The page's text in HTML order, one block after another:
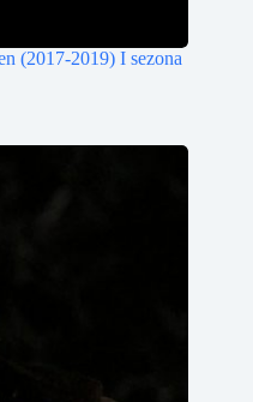
(2017-2019) I sezona